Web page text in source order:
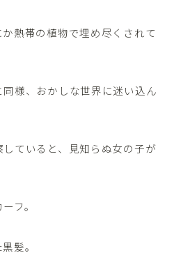
熱帯の植物で埋め尽くされて
様、おかしな世界に迷い込ん
ていると、見知らぬ女の子が
フ。
髪。